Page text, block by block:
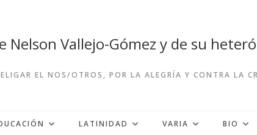
Nelson Vallejo-Gómez y de su
EL NOS/OTROS, POR LA ALEGRÍA Y CONTRA LA
LATINIDAD VARIA BIO